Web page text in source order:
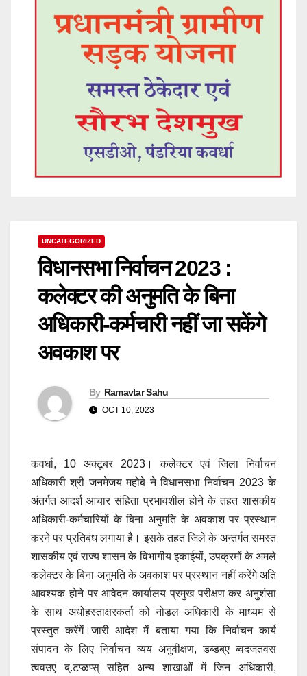
UNCATEGORIZED
विधानसभा निर्वाचन 2023 :
कलेक्टर की अनुमति के बिना
अधिकारी-कर्मचारी नहीं जा सकेंगे
अवकाश पर
By Ramavtar Sahu
OCT 10, 2023
कवर्धा, 10 अक्टूबर 2023। कलेक्टर एवं जिला निर्वाचन
अधिकारी श्री जनमेजय महोबे ने विधानसभा निर्वाचन 2023 के
अंतर्गत आदर्श आचार संहिता प्रभावशील होने के तहत शासकीय
अधिकारी-कर्मचारियों के बिना अनुमति के अवकाश पर प्रस्थान
करने पर प्रतिबंध लगाया है। इसके तहत जिले के अन्तर्गत समस्त
शासकीय एवं राज्य शासन के विभागीय इकाईयों, उपक्रमों के अमले
कलेक्टर के बिना अनुमति के अवकाश पर प्रस्थान नहीं करेंगे अति
आवश्यक होने पर आवेदन कार्यालय प्रमुख परीक्षण कर अनुशंसा
के साथ अधोहस्ताक्षरकर्ता को नोडल अधिकारी के माध्यम से
प्रस्तुत करेंगें।जारी आदेश में बताया गया कि निर्वाचन कार्य
संपादन के लिए निर्वाचन व्यय अनुवीक्षण, डब्डब्ए ब्वदजतवस
त्ववउए ब्.टप्ळप्स् सहित अन्य शाखाओं में जिन अधिकारी,